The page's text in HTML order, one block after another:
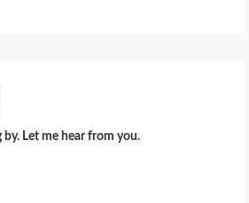
by. Let me hear from you.